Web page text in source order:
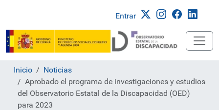
Entrar
Inicio
Noticias
Aprobado el programa de investigaciones y estudios
del Observatorio Estatal de la Discapacidad (OED)
para 2023